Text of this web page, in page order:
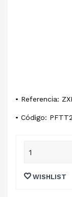
• Referencia:
• Código:
WISHLIST